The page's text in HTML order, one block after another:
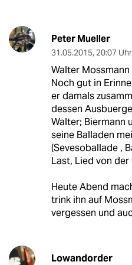
Peter Mueller
31.05.2015, 20:07 Uhr
Walter
Noch gut in
er damals
dessen
Walter; Biermann
seine Balladen
(Sevesoballade ,
Last, Lied von
Heute Abend
trink ihn auf
vergessen und
Lowandorder